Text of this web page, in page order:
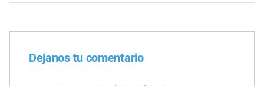
Dejanos tu comentario